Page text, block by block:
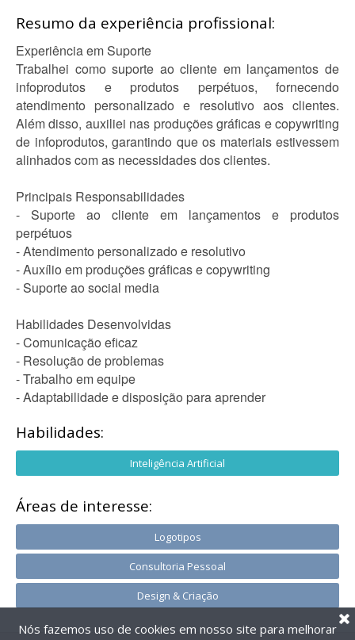
Resumo da experiência profissional:
Experiência em Suporte
Trabalhei como suporte ao cliente em lançamentos de
infoprodutos e produtos perpétuos, fornecendo
atendimento personalizado e resolutivo aos clientes.
Além disso, auxiliei nas produções gráficas e copywriting
de infoprodutos, garantindo que os materiais estivessem
alinhados com as necessidades dos clientes.
Principais Responsabilidades
- Suporte ao cliente em lançamentos e produtos
perpétuos
- Atendimento personalizado e resolutivo
- Auxílio em produções gráficas e copywriting
- Suporte ao social media
Habilidades Desenvolvidas
- Comunicação eficaz
- Resolução de problemas
- Trabalho em equipe
- Adaptabilidade e disposição para aprender
Habilidades:
Inteligência Artificial
Áreas de interesse:
Logotipos
Consultoria Pessoal
Design & Criação
Nós fazemos uso de cookies em nosso site para melhorar